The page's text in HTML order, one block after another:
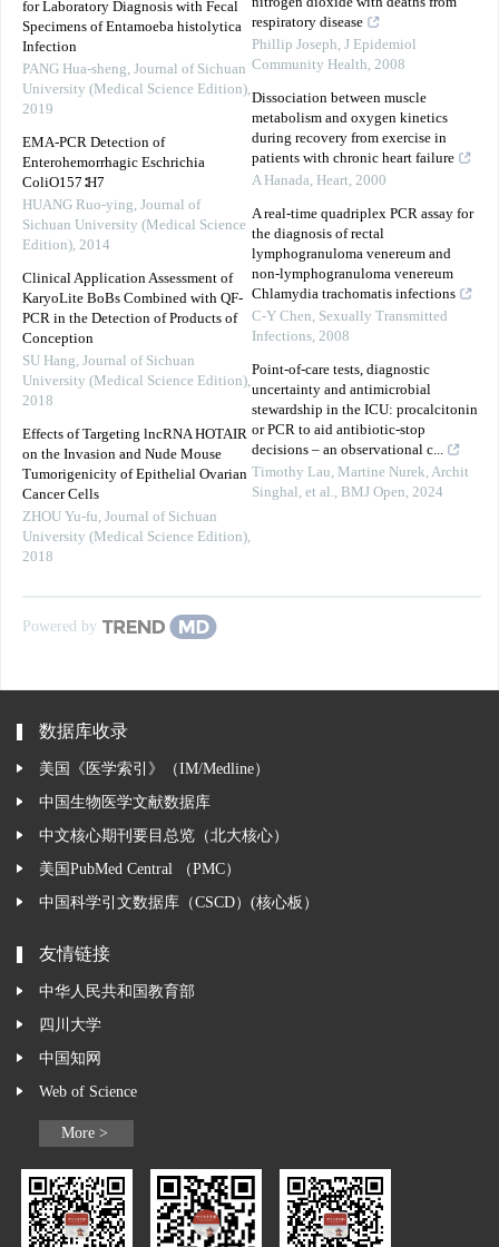
for Laboratory Diagnosis with Fecal
Specimens of Entamoeba histolytica
Infection
PANG Hua-sheng, Journal of Sichuan
University (Medical Science Edition),
2019
EMA-PCR Detection of
Enterohemorrhagic Eschrichia
ColiO157∶H7
HUANG Ruo-ying, Journal of
Sichuan University (Medical Science
Edition), 2014
Clinical Application Assessment of
KaryoLite BoBs Combined with QF-
PCR in the Detection of Products of
Conception
SU Hang, Journal of Sichuan
University (Medical Science Edition),
2018
Effects of Targeting lncRNA HOTAIR
on the Invasion and Nude Mouse
Tumorigenicity of Epithelial Ovarian
Cancer Cells
ZHOU Yu-fu, Journal of Sichuan
University (Medical Science Edition),
2018
respiratory disease
Phillip Joseph, J Epidemiol
Community Health, 2008
Dissociation between muscle
metabolism and oxygen kinetics
during recovery from exercise in
patients with chronic heart failure
A Hanada, Heart, 2000
A real-time quadriplex PCR assay for
the diagnosis of rectal
lymphogranuloma venereum and
non-lymphogranuloma venereum
Chlamydia trachomatis infections
C-Y Chen, Sexually Transmitted
Infections, 2008
Point-of-care tests, diagnostic
uncertainty and antimicrobial
stewardship in the ICU: procalcitonin
or PCR to aid antibiotic-stop
decisions – an observational c...
Timothy Lau, Martine Nurek, Archit
Singhal, et al., BMJ Open, 2024
Powered by
数据库收录
美国《医学索引》（IM/Medline）
中国生物医学文献数据库
中文核心期刊要目总览（北大核心）
美国PubMed Central （PMC）
中国科学引文数据库（CSCD）(核心板）
友情链接
中华人民共和国教育部
四川大学
中国知网
Web of Science
More >